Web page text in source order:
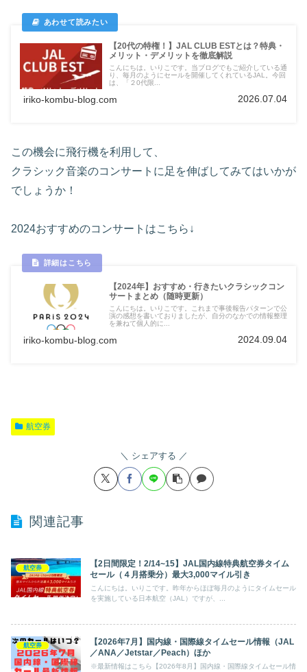
【20代の特権！】JAL CLUB ESTとは？特典・
メリット・デメリットを徹底解説
こんにちは。いりこです。当ブログでもご紹介している通
り、毎月のようにセールを開催してくれているJAL。今回
は、「２0代限...
iriko-kombu-blog.com 2026.07.04
この機会に飛行機を利用して、
クラシック音楽のコンサートに足を伸ばしてみてはいかが
でしょうか！
2024おすすめのコンサートはこちら↓
【2024年】おすすめ・行きたいクラシックコン
サートまとめ（随時更新）
こんにちは。いりこです。これまで事後報告パターンで公
演の感想を書いておりましたが、自分のなかでの情報整理
を兼ねて個人的に...
iriko-kombu-blog.com 2024.09.04
航空券
シェアする
関連記事
航空券
【2日間限定！2/14~15】JAL国内線特典航空券タイム
セール（４月搭乗分）最大3,000マイル引き
こんにちは。いりこです。昨年からほぼ毎月のようにタイムセール
を実施している日本航空（JAL）ですが、...
航空券
【2026年7月】国内線・国際線タイムセール情報（JAL
／ANA／Jetstar／Peach）ほか
※最新情報はこちら【2026年8月】国内線・国際線タイムセール情